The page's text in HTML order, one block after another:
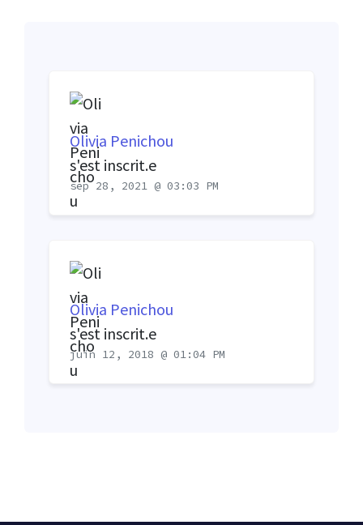
Olivia Penichou
s'est inscrit.e
sep 28, 2021 @ 03:03 PM
Olivia Penichou
s'est inscrit.e
juin 12, 2018 @ 01:04 PM